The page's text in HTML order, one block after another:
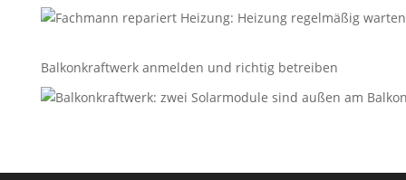
Balkonkraftwerk anmelden und richtig betreiben